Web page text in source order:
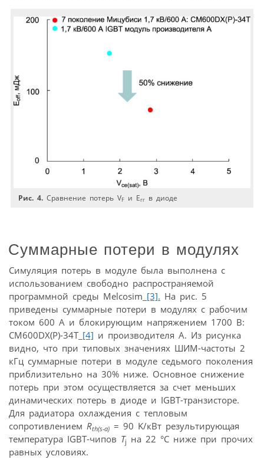
Рис. 4. Сравнение потерь VF и Err в диоде
Суммарные потери в модулях
Симуляция потерь в модуле была выполнена с
использованием свободно распространяемой
программной среды Melcosim [3]. На рис. 5
приведены суммарные потери в модулях с рабочим
током 600 А и блокирующим напряжением 1700 В:
CM600DX(P)-34T[4] и производителя А. Из рисунка
видно, что при типовых значениях ШИМ-частоты 2
кГц суммарные потери в модуле седьмого поколения
приблизительно на 30% ниже. Основное снижение
потерь при этом осуществляется за счет меньших
динамических потерь в диоде и IGBT-транзисторе.
Для радиатора охлаждения с тепловым
сопротивлением Rth(s-a) = 90 K/кВт результирующая
температура IGBT-чипов Tj на 22 °С ниже при прочих
равных условиях.